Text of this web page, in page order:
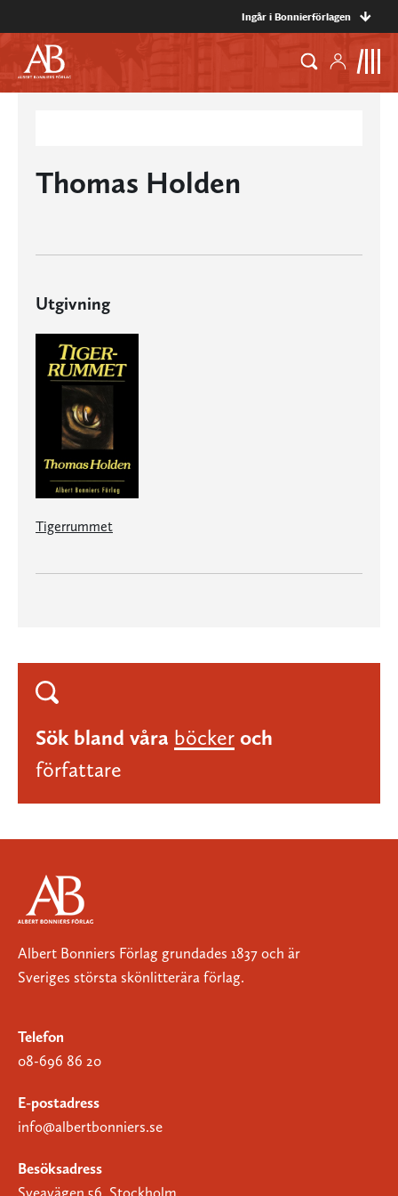
Ingår i Bonnierförlagen
Thomas Holden
Utgivning
Tigerrummet
Sök bland våra böcker och
författare
Albert Bonniers Förlag grundades 1837 och är
Sveriges största skönlitterära förlag.
Telefon
08-696 86 20
E-postadress
info@albertbonniers.se
Besöksadress
Sveavägen 56, Stockholm